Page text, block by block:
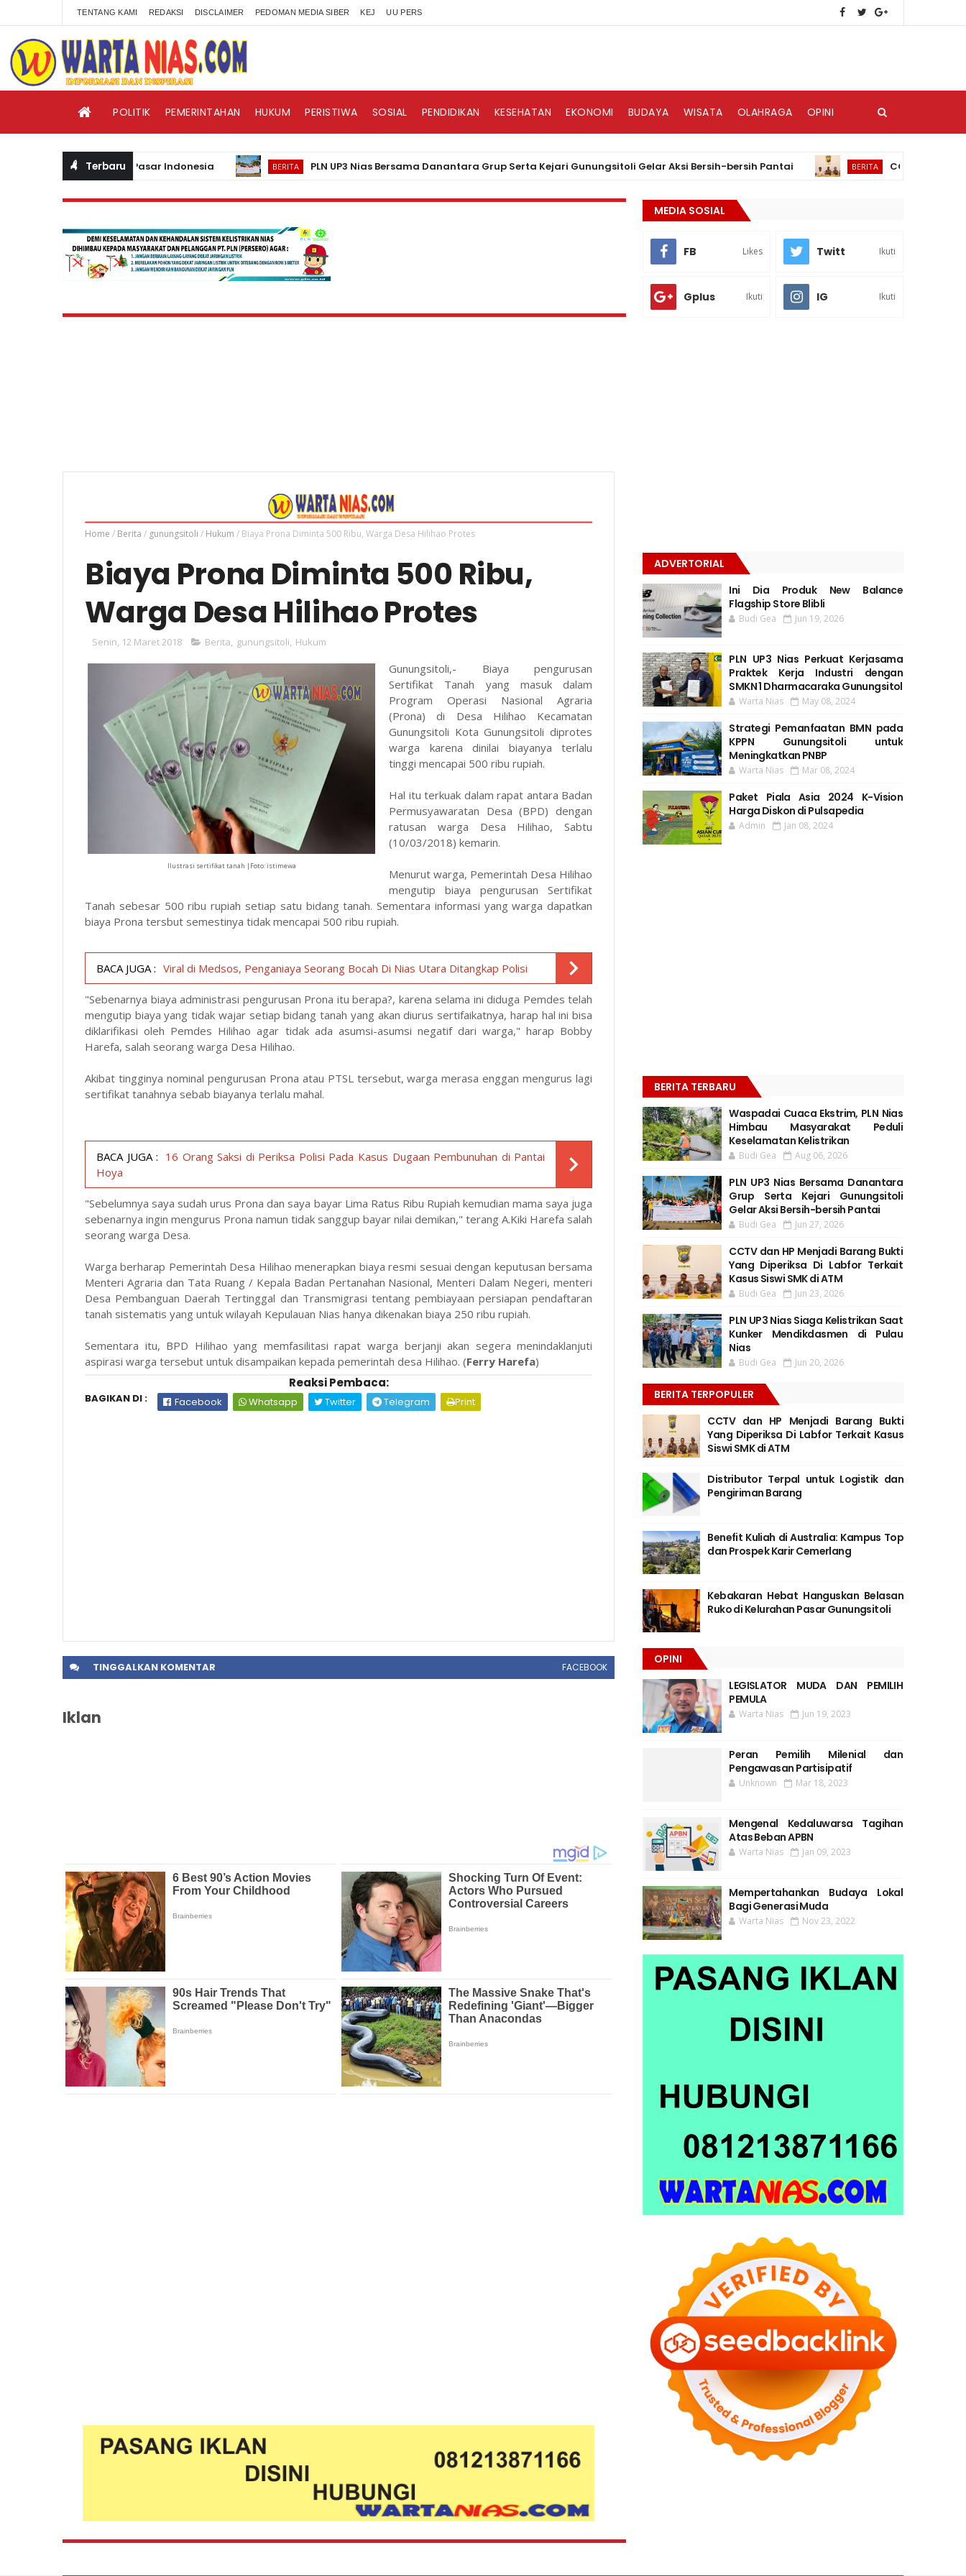
TENTANG KAMI REDAKSI DISCLAIMER PEDOMAN MEDIA SIBER KEJ UU PERS
POLITIK PEMERINTAHAN HUKUM PERISTIWA SOSIAL PENDIDIKAN KESEHATAN EKONOMI BUDAYA WISATA OLAHRAGA OPINI
Terbaru
yang Hadir di Pasar Indonesia BERITA PLN UP3 Nias Bersama Danantara Grup Serta Kejari Gunungsitoli Gelar Aksi Bersih-bersih Pantai BERITA CCTV dan HP
Home / Berita / gunungsitoli / Hukum / Biaya Prona Diminta 500 Ribu, Warga Desa Hilihao Protes
Biaya Prona Diminta 500 Ribu,
Warga Desa Hilihao Protes
Senin, 12 Maret 2018 Berita gunungsitoli Hukum
Ilustrasi sertifikat tanah |Foto: istimewa
Gunungsitoli,- Biaya pengurusan
Sertifikat Tanah yang masuk dalam
Program Operasi Nasional Agraria
(Prona) di Desa Hilihao Kecamatan
Gunungsitoli Kota Gunungsitoli diprotes
warga karena dinilai biayanya terlalu
tinggi mencapai 500 ribu rupiah.
Hal itu terkuak dalam rapat antara Badan
Permusyawaratan Desa (BPD) dengan
ratusan warga Desa Hilihao, Sabtu
(10/03/2018) kemarin.
Menurut warga, Pemerintah Desa Hilihao
mengutip biaya pengurusan Sertifikat
Tanah sebesar 500 ribu rupiah setiap satu bidang tanah. Sementara informasi yang warga dapatkan
biaya Prona tersbut semestinya tidak mencapai 500 ribu rupiah.
BACA JUGA : Viral di Medsos, Penganiaya Seorang Bocah Di Nias Utara Ditangkap Polisi
"Sebenarnya biaya administrasi pengurusan Prona itu berapa?, karena selama ini diduga Pemdes telah
mengutip biaya yang tidak wajar setiap bidang tanah yang akan diurus sertifaikatnya, harap hal ini bisa
diklarifikasi oleh Pemdes Hilihao agar tidak ada asumsi-asumsi negatif dari warga," harap Bobby
Harefa, salah seorang warga Desa Hilihao.
Akibat tingginya nominal pengurusan Prona atau PTSL tersebut, warga merasa enggan mengurus lagi
sertifikat tanahnya sebab biayanya terlalu mahal.
BACA JUGA : 16 Orang Saksi di Periksa Polisi Pada Kasus Dugaan Pembunuhan di Pantai
Hoya
"Sebelumnya saya sudah urus Prona dan saya bayar Lima Ratus Ribu Rupiah kemudian mama saya juga
sebenarnya ingin mengurus Prona namun tidak sanggup bayar nilai demikan," terang A.Kiki Harefa salah
seorang warga Desa.
Warga berharap Pemerintah Desa Hilihao menerapkan biaya resmi sesuai dengan keputusan bersama
Menteri Agraria dan Tata Ruang / Kepala Badan Pertanahan Nasional, Menteri Dalam Negeri, menteri
Desa Pembanguan Daerah Tertinggal dan Transmigrasi tentang pembiayaan persiapan pendaftaran
tanah sistematis yang untuk wilayah Kepulauan Nias hanya dikenakan biaya 250 ribu rupiah.
Sementara itu, BPD Hilihao yang memfasilitasi rapat warga berjanji akan segera menindaklanjuti
aspirasi warga tersebut untuk disampaikan kepada pemerintah desa Hilihao. (Ferry Harefa)
Reaksi Pembaca:
BAGIKAN DI : Facebook Whatsapp Twitter Telegram Print
TINGGALKAN KOMENTAR FACEBOOK
Iklan
MEDIA SOSIAL
FB Likes Twitt Ikuti
Gplus Ikuti IG Ikuti
ADVERTORIAL
Ini Dia Produk New Balance
Flagship Store Blibli
Budi Gea Jun 19, 2026
PLN UP3 Nias Perkuat Kerjasama
Praktek Kerja Industri dengan
SMKN 1 Dharmacaraka Gunungsitol
Warta Nias May 08, 2024
Strategi Pemanfaatan BMN pada
KPPN Gunungsitoli untuk
Meningkatkan PNBP
Warta Nias Mar 08, 2024
Paket Piala Asia 2024 K-Vision
Harga Diskon di Pulsapedia
Admin Jan 08, 2024
BERITA TERBARU
Waspadai Cuaca Ekstrim, PLN Nias
Himbau Masyarakat Peduli
Keselamatan Kelistrikan
Budi Gea Aug 06, 2026
PLN UP3 Nias Bersama Danantara
Grup Serta Kejari Gunungsitoli
Gelar Aksi Bersih-bersih Pantai
Budi Gea Jun 27, 2026
CCTV dan HP Menjadi Barang Bukti
Yang Diperiksa Di Labfor Terkait
Kasus Siswi SMK di ATM
Budi Gea Jun 23, 2026
PLN UP3 Nias Siaga Kelistrikan Saat
Kunker Mendikdasmen di Pulau
Nias
Budi Gea Jun 20, 2026
BERITA TERPOPULER
CCTV dan HP Menjadi Barang Bukti
Yang Diperiksa Di Labfor Terkait Kasus
Siswi SMK di ATM
Distributor Terpal untuk Logistik dan
Pengiriman Barang
Benefit Kuliah di Australia: Kampus Top
dan Prospek Karir Cemerlang
Kebakaran Hebat Hanguskan Belasan
Ruko di Kelurahan Pasar Gunungsitoli
OPINI
LEGISLATOR MUDA DAN PEMILIH
PEMULA
Warta Nias Jun 19, 2023
Peran Pemilih Milenial dan
Pengawasan Partisipatif
Unknown Mar 18, 2023
Mengenal Kedaluwarsa Tagihan
Atas Beban APBN
Warta Nias Jan 09, 2023
Mempertahankan Budaya Lokal
Bagi Generasi Muda
Warta Nias Nov 23, 2022